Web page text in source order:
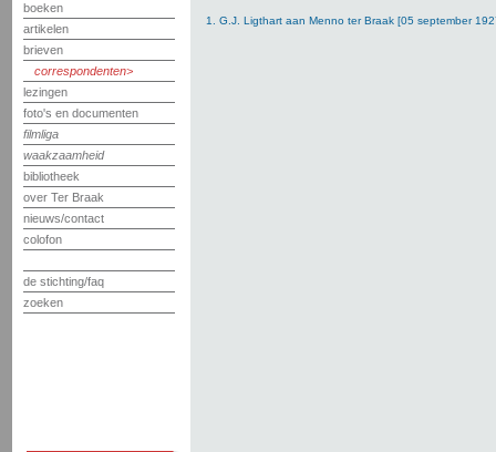
boeken
artikelen
brieven
correspondenten
lezingen
foto's en documenten
filmliga
waakzaamheid
bibliotheek
over Ter Braak
nieuws/contact
colofon
de stichting/faq
zoeken
1. G.J. Ligthart aan Menno ter Braak [05 september